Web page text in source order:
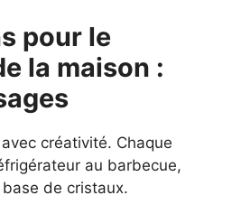
pour le
la maison :
créativité. Chaque
au barbecue,
de cristaux.